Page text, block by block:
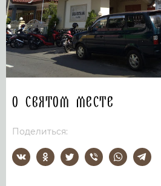
О святом месте
Поделиться: